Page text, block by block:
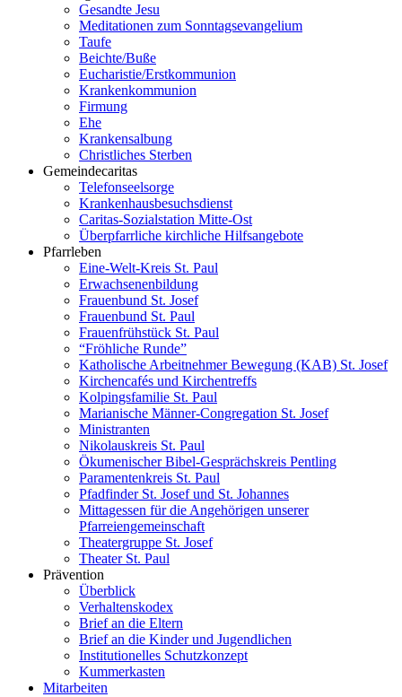
Gesandte Jesu
Meditationen zum Sonntagsevangelium
Taufe
Beichte/Buße
Eucharistie/Erstkommunion
Krankenkommunion
Firmung
Ehe
Krankensalbung
Christliches Sterben
Gemeindecaritas
Telefonseelsorge
Krankenhausbesuchsdienst
Caritas-Sozialstation Mitte-Ost
Überpfarrliche kirchliche Hilfsangebote
Pfarrleben
Eine-Welt-Kreis St. Paul
Erwachsenenbildung
Frauenbund St. Josef
Frauenbund St. Paul
Frauenfrühstück St. Paul
“Fröhliche Runde”
Katholische Arbeitnehmer Bewegung (KAB) St. Josef
Kirchencafés und Kirchentreffs
Kolpingsfamilie St. Paul
Marianische Männer-Congregation St. Josef
Ministranten
Nikolauskreis St. Paul
Ökumenischer Bibel-Gesprächskreis Pentling
Paramentenkreis St. Paul
Pfadfinder St. Josef und St. Johannes
Mittagessen für die Angehörigen unserer
Pfarreiengemeinschaft
Theatergruppe St. Josef
Theater St. Paul
Prävention
Überblick
Verhaltenskodex
Brief an die Eltern
Brief an die Kinder und Jugendlichen
Institutionelles Schutzkonzept
Kummerkasten
Mitarbeiten